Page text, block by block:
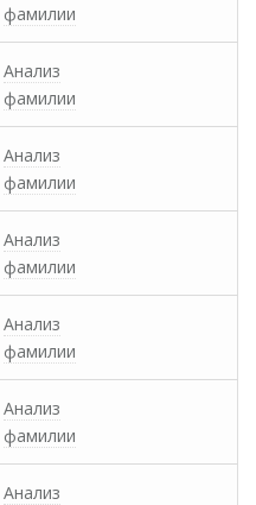
фамилии
Анализ
фамилии
Анализ
фамилии
Анализ
фамилии
Анализ
фамилии
Анализ
фамилии
Анализ